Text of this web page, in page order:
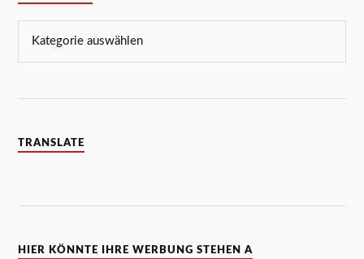
TRANSLATE
HIER KÖNNTE IHRE WERBUNG STEHEN A